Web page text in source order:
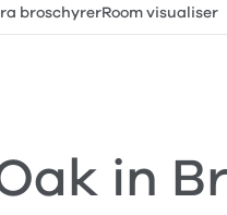
broschyrerRoom visualiser
in